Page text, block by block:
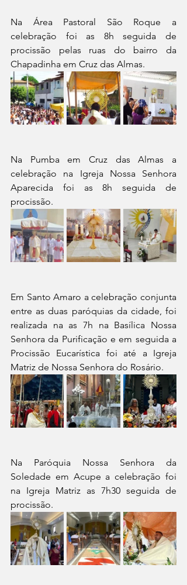
Na Área Pastoral São Roque a
celebração foi as 8h seguida de
procissão pelas ruas do bairro da
Chapadinha em Cruz das Almas.
Na Pumba em Cruz das Almas a
celebração na Igreja Nossa Senhora
Aparecida foi as 8h seguida de
procissão.
Em Santo Amaro a celebração conjunta
entre as duas paróquias da cidade, foi
realizada na as 7h na Basílica Nossa
Senhora da Purificação e em seguida a
Procissão Eucarística foi até a Igreja
Matriz de Nossa Senhora do Rosário.
Na Paróquia Nossa Senhora da
Soledade em Acupe a celebração foi
na Igreja Matriz as 7h30 seguida de
procissão.